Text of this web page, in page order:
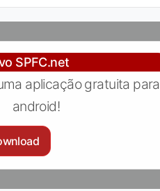
SPFC.net
aplicação gratuita para
android!